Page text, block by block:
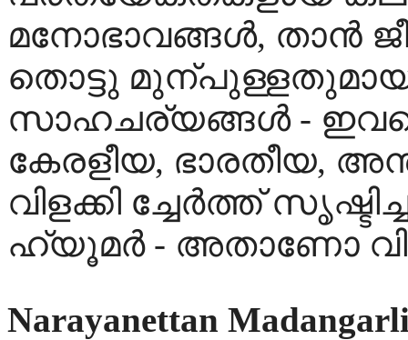
മനോഭാവങ്ങള്‍, താന്‍
തൊട്ടു
സാഹചര്യങ്ങള്‍ -
കേരളീയ, ഭാരതീയ,
വിളക്കി ച്ചേര്‍ത്ത്
ഹ്യൂമര്‍ - അതാണോ വി
Narayanettan